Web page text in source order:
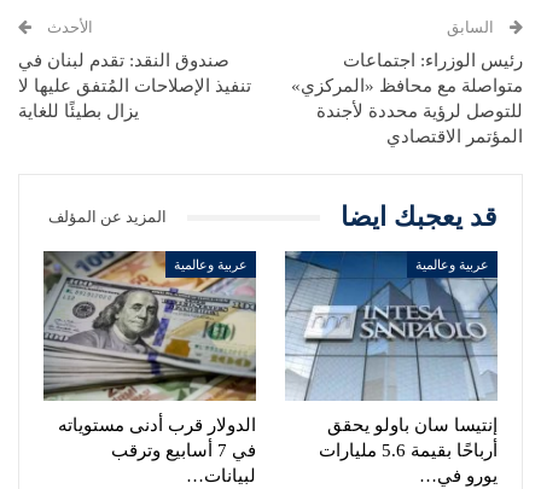
السابق
رئيس الوزراء: اجتماعات
متواصلة مع محافظ «المركزي»
للتوصل لرؤية محددة لأجندة
المؤتمر الاقتصادي
الأحدث
صندوق النقد: تقدم لبنان في
تنفيذ الإصلاحات المُتفق عليها لا
يزال بطيئًا للغاية
قد يعجبك ايضا المزيد عن المؤلف
عربية وعالمية
إنتيسا سان باولو يحقق
أرباحًا بقيمة 5.6 مليارات
يورو في…
عربية وعالمية
الدولار قرب أدنى مستوياته
في 7 أسابيع وترقب
لبيانات…